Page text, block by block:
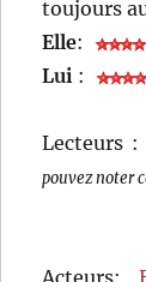
toujours
Elle:
Lui :
Lecteurs :
pouvez noter